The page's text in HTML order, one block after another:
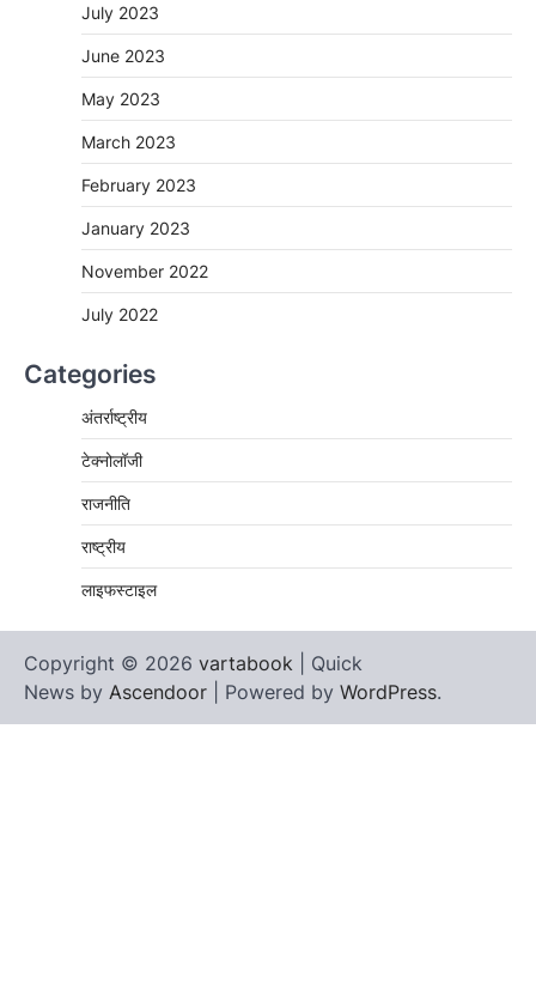
July 2023
June 2023
May 2023
March 2023
February 2023
January 2023
November 2022
July 2022
Categories
अंतर्राष्ट्रीय
टेक्नोलॉजी
राजनीति
राष्ट्रीय
लाइफस्टाइल
Copyright © 2026 vartabook | Quick
News by Ascendoor | Powered by WordPress.